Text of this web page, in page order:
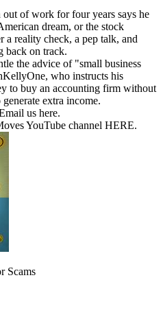
of work for four years says he
dream, or the stock
a reality check, a pep talk, and
back on track.
the advice of "small business
who instructs his
to buy an accounting firm without
extra income.
us ⁠⁠⁠⁠⁠⁠⁠⁠⁠⁠⁠⁠⁠⁠⁠⁠⁠⁠⁠⁠⁠⁠⁠⁠⁠⁠⁠⁠⁠⁠⁠⁠⁠⁠⁠⁠⁠⁠⁠⁠⁠⁠⁠⁠⁠⁠⁠⁠⁠⁠⁠⁠⁠⁠⁠⁠⁠⁠⁠⁠⁠⁠⁠⁠⁠⁠⁠⁠⁠⁠⁠⁠⁠⁠⁠⁠⁠⁠⁠⁠⁠⁠⁠⁠⁠⁠⁠⁠⁠⁠⁠⁠⁠⁠⁠⁠⁠⁠⁠⁠⁠⁠⁠⁠⁠⁠⁠⁠⁠⁠⁠⁠⁠⁠⁠⁠⁠⁠⁠⁠⁠⁠⁠⁠⁠⁠⁠⁠⁠⁠⁠⁠⁠⁠⁠⁠⁠⁠⁠⁠⁠⁠⁠⁠⁠⁠⁠⁠⁠⁠⁠⁠⁠⁠⁠⁠⁠⁠⁠⁠⁠⁠⁠⁠⁠⁠⁠⁠⁠⁠⁠⁠⁠⁠⁠⁠⁠⁠⁠⁠⁠⁠⁠⁠⁠⁠⁠⁠⁠⁠⁠⁠⁠⁠⁠⁠⁠here⁠⁠⁠⁠⁠⁠⁠⁠⁠⁠⁠⁠⁠⁠⁠⁠⁠⁠⁠⁠⁠⁠⁠⁠⁠⁠⁠⁠⁠⁠⁠⁠⁠⁠⁠⁠⁠⁠⁠⁠⁠⁠⁠⁠⁠⁠⁠⁠⁠⁠⁠⁠⁠⁠⁠⁠⁠⁠⁠⁠⁠⁠⁠⁠⁠⁠⁠⁠⁠⁠⁠⁠⁠⁠⁠⁠⁠⁠⁠⁠⁠⁠⁠⁠⁠⁠⁠⁠⁠⁠⁠⁠⁠⁠⁠⁠⁠⁠⁠⁠⁠⁠⁠⁠⁠⁠⁠⁠⁠⁠⁠⁠⁠⁠⁠⁠⁠⁠⁠⁠⁠⁠⁠⁠⁠⁠⁠⁠⁠⁠⁠⁠⁠⁠⁠⁠⁠⁠⁠⁠⁠⁠⁠⁠⁠⁠⁠⁠⁠⁠⁠⁠⁠⁠⁠⁠⁠⁠⁠⁠⁠⁠⁠⁠⁠⁠⁠⁠⁠⁠⁠⁠⁠⁠⁠⁠⁠⁠⁠⁠⁠⁠⁠⁠⁠⁠⁠⁠⁠⁠⁠⁠⁠⁠⁠⁠⁠.
YouTube channel HERE.
Scams